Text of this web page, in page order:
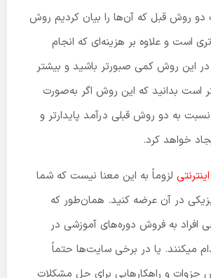
روش قبل که آن‌ها را بیان کردیم روش
است و علاوه بر هزینه‌ای که انجام
این روش کمی صبورتر باشید و بیشتر
است بدانید که این روش اگر به‌صورت
به دو روش قبلی درآمد پایدارتر و
خواهد کرد.
لزوماً به این معنا نیست که شما
در آن عرضه کنید. همان‌طور که
افراد به فروش دوره‌های آموزشی در
میکنند. یا در برخی سایت‌ها حتماً
جزوات و راهکارهایی برای حل مشکلات